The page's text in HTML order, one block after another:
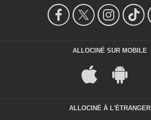
ALLOCINÉ SUR MOBILE
ALLOCINÉ À L'ÉTRANGER